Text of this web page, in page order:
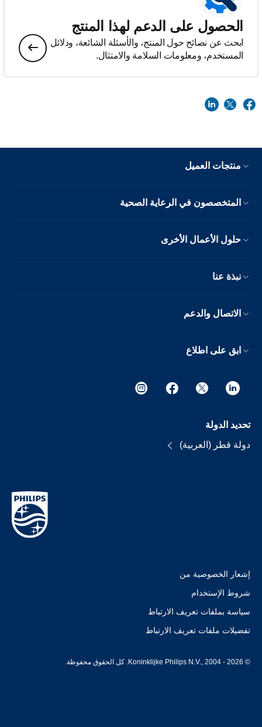
الحصول على الدعم لهذا المنتج
ابحث عن نصائح حول المنتج، والأسئلة الشائعة، ودلائل
المستخدم، ومعلومات السلامة والامتثال.
منتجات العميل
المتخصصون في الرعاية الصحية
حلول الأعمال الأخرى
نبذة عنا
الاتصال والدعم
ابق على اطلاع
تحديد الدولة
دولة قطر (العربية)
إشعار الخصوصية من
شروط الإستخدام
سياسة بملفات تعريف الارتباط
تفضيلات ملفات تعريف الارتباط
© Koninklijke Philips N.V., 2004 - 2026. كل الحقوق محفوظة.